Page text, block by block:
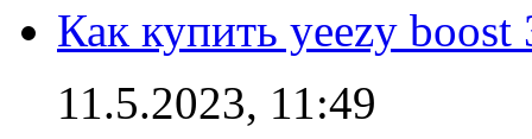
Как купить yeezy boost
11.5.2023, 11:49